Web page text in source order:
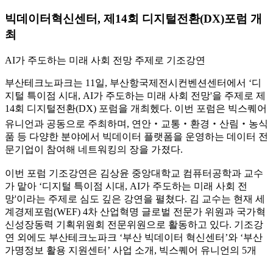
빅데이터혁신센터, 제14회 디지털전환(DX)포럼 개
최
AI가 주도하는 미래 사회 전망 주제로 기조강연
부산테크노파크는 11일, 부산항국제전시컨벤션센터에서 ‘디
지털 특이점 시대, AI가 주도하는 미래 사회 전망'을 주제로 제
14회 디지털전환(DX) 포럼을 개최헸다. 이번 포럼은 빅스퀘어
유니언과 공동으로 주최하며, 연안‧교통‧환경‧산림‧농식
품 등 다양한 분야에서 빅데이터 플랫폼을 운영하는 데이터 전
문기업이 참여해 네트워킹의 장을 가졌다.
이번 포럼 기조강연은 김상윤 중앙대학교 컴퓨터공학과 교수
가 맡아 ‘디지털 특이점 시대, AI가 주도하는 미래 사회 전
망'이라는 주제로 심도 깊은 강연을 펼쳤다. 김 교수는 현재 세
계경제포럼(WEF) 4차 산업혁명 글로벌 전문가 위원과 국가혁
신성장동력 기획위원회 전문위원으로 활동하고 있다. 기조강
연 외에도 부산테크노파크 ‘부산 빅데이터 혁신센터’와 ‘부산
가명정보 활용 지원센터’ 사업 소개, 빅스퀘어 유니언의 5개